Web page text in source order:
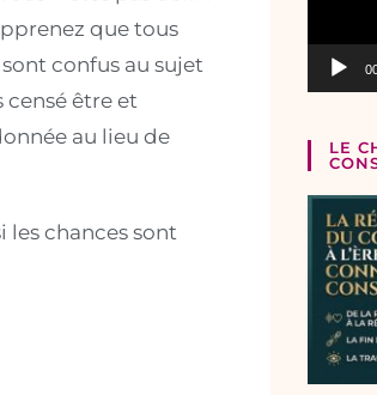
que tous
confus au sujet
censé être et
au lieu de
les chances sont
LE